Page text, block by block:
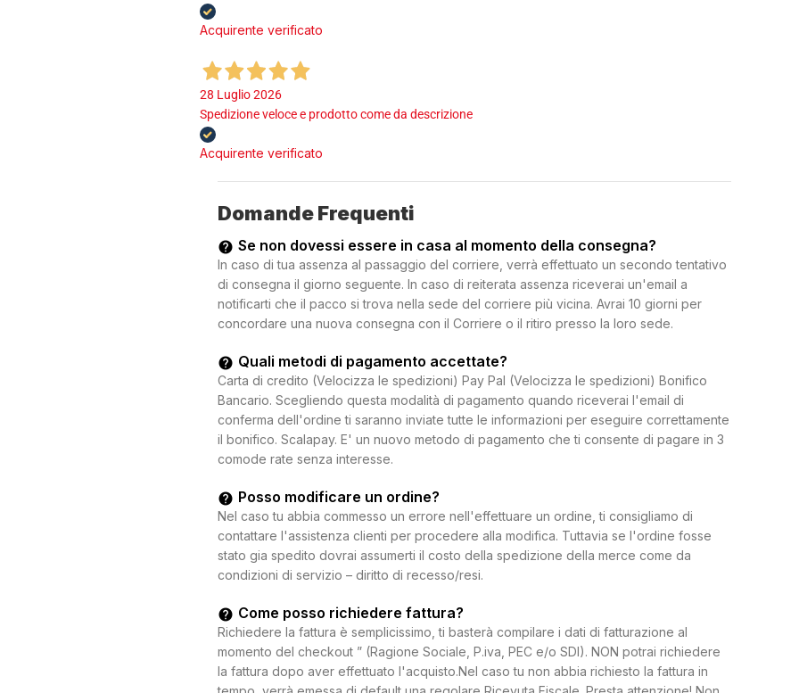
Acquirente verificato
28 Luglio 2026
Spedizione veloce e prodotto come da descrizione
Acquirente verificato
Domande Frequenti
Se non dovessi essere in casa al momento della consegna?
In caso di tua assenza al passaggio del corriere, verrà effettuato un secondo tentativo
di consegna il giorno seguente. In caso di reiterata assenza riceverai un'email a
notificarti che il pacco si trova nella sede del corriere più vicina. Avrai 10 giorni per
concordare una nuova consegna con il Corriere o il ritiro presso la loro sede.
Quali metodi di pagamento accettate?
Carta di credito (Velocizza le spedizioni) Pay Pal (Velocizza le spedizioni) Bonifico
Bancario. Scegliendo questa modalità di pagamento quando riceverai l'email di
conferma dell'ordine ti saranno inviate tutte le informazioni per eseguire correttamente
il bonifico. Scalapay. E' un nuovo metodo di pagamento che ti consente di pagare in 3
comode rate senza interesse.
Posso modificare un ordine?
Nel caso tu abbia commesso un errore nell'effettuare un ordine, ti consigliamo di
contattare l'assistenza clienti per procedere alla modifica. Tuttavia se l'ordine fosse
stato gia spedito dovrai assumerti il costo della spedizione della merce come da
condizioni di servizio – diritto di recesso/resi.
Come posso richiedere fattura?
Richiedere la fattura è semplicissimo, ti basterà compilare i dati di fatturazione al
momento del checkout ” (Ragione Sociale, P.iva, PEC e/o SDI). NON potrai richiedere
la fattura dopo aver effettuato l'acquisto.Nel caso tu non abbia richiesto la fattura in